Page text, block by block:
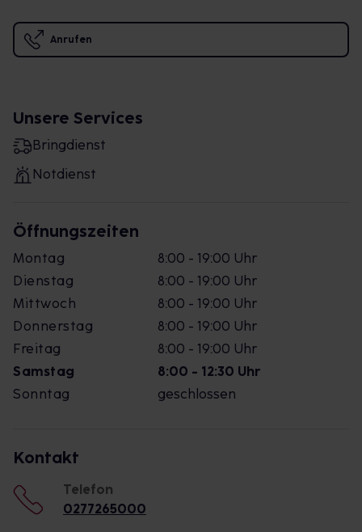
Anrufen
Unsere Services
Bringdienst
Notdienst
Öffnungszeiten
Montag
8:00 - 19:00 Uhr
Dienstag
8:00 - 19:00 Uhr
Mittwoch
8:00 - 19:00 Uhr
Donnerstag
8:00 - 19:00 Uhr
Freitag
8:00 - 19:00 Uhr
Samstag
8:00 - 12:30 Uhr
Sonntag
geschlossen
Kontakt
Telefon
0277265000